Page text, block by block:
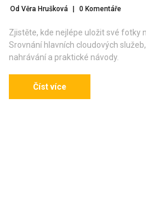
Od Věra Hrušková 0 Komentáře
Zjistěte, kde nejlépe uložit své fotky
Srovnání hlavních cloudových
nahrávání a praktické návody.
Číst více